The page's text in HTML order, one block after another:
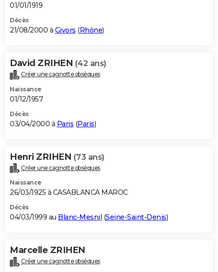
01/01/1919
Décès
21/08/2000 à Givors (Rhône)
David ZRIHEN (42 ans)
Créer une cagnotte obsèques
Naissance
01/12/1957
Décès
03/04/2000 à Paris (Paris)
Henri ZRIHEN (73 ans)
Créer une cagnotte obsèques
Naissance
26/03/1925 à CASABLANCA MAROC
Décès
04/03/1999 au Blanc-Mesnil (Seine-Saint-Denis)
Marcelle ZRIHEN
Créer une cagnotte obsèques